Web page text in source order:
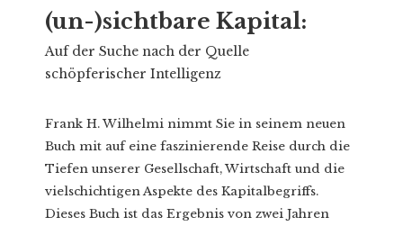
(un-)sichtbare Kapital:
Auf der Suche nach der Quelle
schöpferischer Intelligenz
Frank H. Wilhelmi nimmt Sie in seinem neuen
Buch mit auf eine faszinierende Reise durch die
Tiefen unserer Gesellschaft, Wirtschaft und die
vielschichtigen Aspekte des Kapitalbegriffs.
Dieses Buch ist das Ergebnis von zwei Jahren